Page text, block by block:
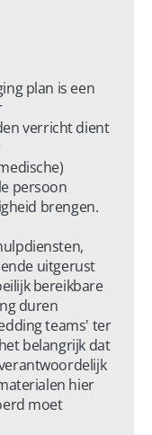
plan is een
verricht dient
persoon
brengen.
uitgerust
bereikbare
duren
teams' ter
belangrijk dat
hier
moet